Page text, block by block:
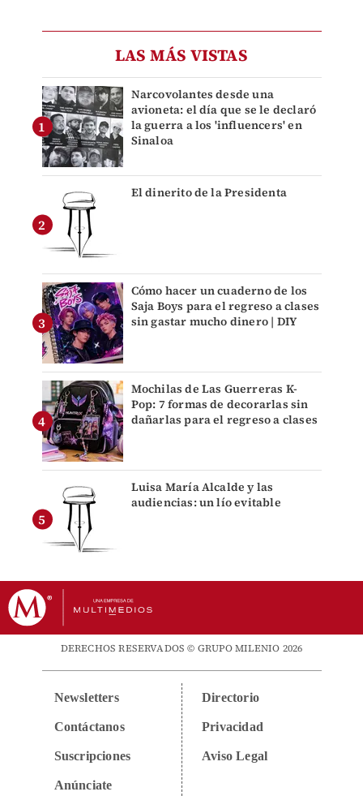
LAS MÁS VISTAS
Narcovolantes desde una
avioneta: el día que se le declaró
la guerra a los 'influencers' en
Sinaloa
El dinerito de la Presidenta
Cómo hacer un cuaderno de los
Saja Boys para el regreso a clases
sin gastar mucho dinero | DIY
Mochilas de Las Guerreras K-
Pop: 7 formas de decorarlas sin
dañarlas para el regreso a clases
Luisa María Alcalde y las
audiencias: un lío evitable
DERECHOS RESERVADOS © GRUPO MILENIO 2026
Newsletters
Contáctanos
Suscripciones
Anúnciate
Directorio
Privacidad
Aviso Legal